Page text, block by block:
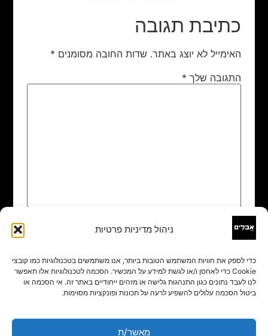
ניהול מדיניות פרטיות
כדי לספק את חוויות המשתמש הטובות ביותר, אנו משתמשים בטכנולוגיות כמו קובצי
Cookie כדי לאחסן ו/או לגשת למידע על המכשיר. הסכמה לטכנולוגיות אלו תאפשר
לנו לעבד נתונים כגון התנהגות גלישה או מזהים ייחודיים באתר זה. אי הסכמה או
ביטול הסכמה עלולים להשפיע לרעה על תכונות ופונקציות מסוימות.
מאשר/ת
כתיבת תגובה
האימייל לא יוצג באתר. שדות החובה מסומנים *
התגובה שלך *
שם
אימייל*